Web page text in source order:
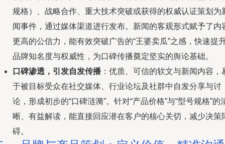
规格）、战略合作、重大技术突破或获得的权威认证策划为
闻事件，通过媒体渠道进行发布。新闻的客观形式赋予了内
更高的公信力，能有效突破广告的“王婆卖瓜”之感，快速提
品牌知名度与权威性，为口碑传播奠定坚实的舆论基础。
口碑渗透，引发自发传播 ：优质、可信的软文与新闻内容，
于被目标受众在社交媒体、行业论坛及社群中自发分享与讨
论，形成初步的“口碑涟漪”。针对“产品价格”与“型号规格”的
晰、有益解读，能直接回应潜在客户的核心关切，减少决策
碍。